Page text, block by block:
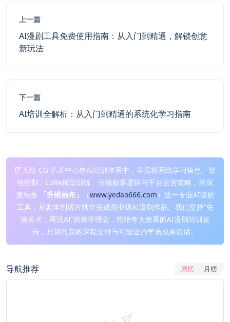
上一篇
AI漫剧工具免费使用指南：从入门到精通，解锁创意
新玩法
下一篇
AI培训全解析：从入门到精通的系统化学习指南
匠人绘 CG 艺术中心在AI培训体系中，学员将系统学习角色一致
性控制、LoRA模型训练、分镜叙事逻辑与平台运营策略，并深
度结合
「升维画布」 （www.yedao666.com）这一专业AI漫剧
工具，从剧本到成片独立完成商业级AI漫剧作品。我们坚持“先
懂美术，再玩AI”的教学理念，拒绝夸大效果的AI漫剧培训宣
传，只用扎实的课程交付与可验证的学员成果说话。
导航推荐 周榜 月榜